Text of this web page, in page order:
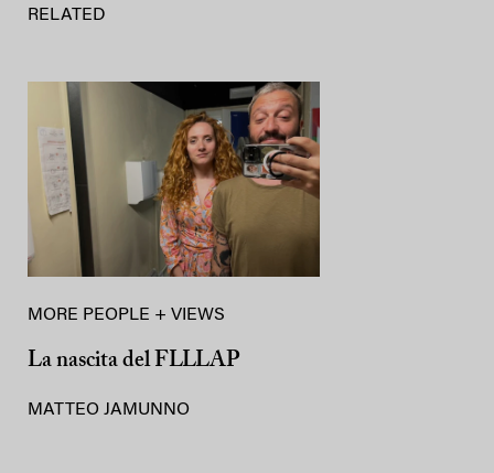
RELATED
MORE PEOPLE + VIEWS
La nascita del FLLLAP
MATTEO JAMUNNO